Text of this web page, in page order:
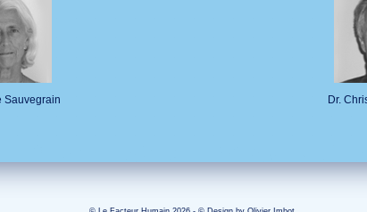
Sauvegrain
Dr.